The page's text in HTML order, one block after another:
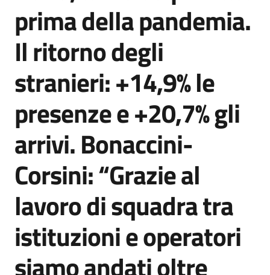
prima della pandemia.
Il ritorno degli
stranieri: +14,9% le
presenze e +20,7% gli
arrivi. Bonaccini-
Corsini: “Grazie al
lavoro di squadra tra
istituzioni e operatori